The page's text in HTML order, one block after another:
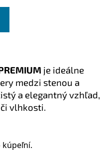
je ideálne
medzi stenou a
a elegantný vzhľad,
vlhkosti.
kúpeľní.